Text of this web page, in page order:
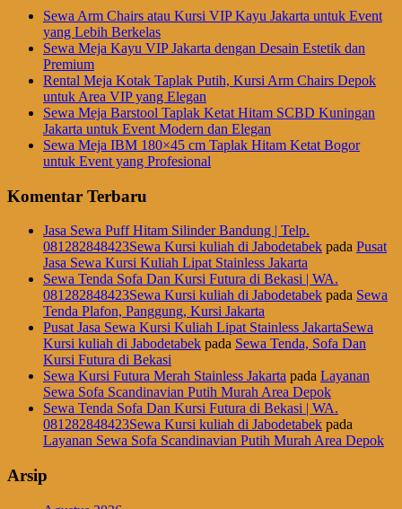
Sewa Arm Chairs atau Kursi VIP Kayu Jakarta untuk Event
yang Lebih Berkelas
Sewa Meja Kayu VIP Jakarta dengan Desain Estetik dan
Premium
Rental Meja Kotak Taplak Putih, Kursi Arm Chairs Depok
untuk Area VIP yang Elegan
Sewa Meja Barstool Taplak Ketat Hitam SCBD Kuningan
Jakarta untuk Event Modern dan Elegan
Sewa Meja IBM 180×45 cm Taplak Hitam Ketat Bogor
untuk Event yang Profesional
Komentar Terbaru
Jasa Sewa Puff Hitam Silinder Bandung | Telp.
081282848423Sewa Kursi kuliah di Jabodetabek pada Pusat
Jasa Sewa Kursi Kuliah Lipat Stainless Jakarta
Sewa Tenda Sofa Dan Kursi Futura di Bekasi | WA.
081282848423Sewa Kursi kuliah di Jabodetabek pada Sewa
Tenda Plafon, Panggung, Kursi Jakarta
Pusat Jasa Sewa Kursi Kuliah Lipat Stainless JakartaSewa
Kursi kuliah di Jabodetabek pada Sewa Tenda, Sofa Dan
Kursi Futura di Bekasi
Sewa Kursi Futura Merah Stainless Jakarta pada Layanan
Sewa Sofa Scandinavian Putih Murah Area Depok
Sewa Tenda Sofa Dan Kursi Futura di Bekasi | WA.
081282848423Sewa Kursi kuliah di Jabodetabek pada
Layanan Sewa Sofa Scandinavian Putih Murah Area Depok
Arsip